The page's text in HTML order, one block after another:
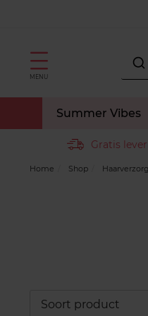
MENU
Summer Vibes
Gratis
Home Shop
Soort product